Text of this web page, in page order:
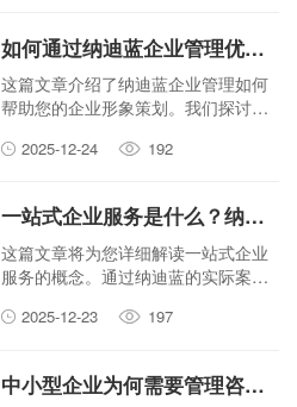
写等关键环节，助你创业之路走得更
稳。
如何通过纳迪蓝企业管理优化您的企业形象策划？
这篇文章介绍了纳迪蓝企业管理如何
帮助您的企业形象策划。我们探讨了
迎，更容易被记住。
2025-12-24 192
一站式企业服务是什么？纳迪蓝如何解决您的所有需求
这篇文章将为您详细解读一站式企业
服务的概念。通过纳迪蓝的实际案
简化企业管理，轻松应对各类需求，
2025-12-23 197
中小型企业为何需要管理咨询？纳迪蓝提升竞争力的秘诀